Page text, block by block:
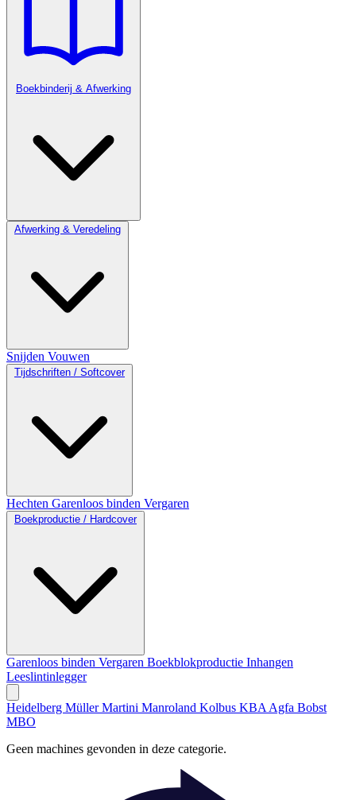
Boekbinderij & Afwerking
Afwerking & Veredeling
Snijden Vouwen
Tijdschriften / Softcover
Hechten Garenloos binden Vergaren
Boekproductie / Hardcover
Garenloos binden Vergaren Boekblokproductie Inhangen
Leeslintinlegger
Heidelberg Müller Martini Manroland Kolbus KBA Agfa Bobst
MBO
Geen machines gevonden in deze categorie.